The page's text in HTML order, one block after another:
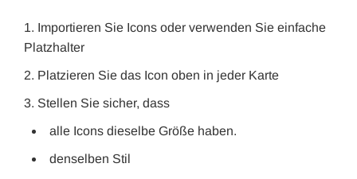
Importieren Sie Icons oder verwenden Sie einfache
Platzhalter
Platzieren Sie das Icon oben in jeder Karte
Stellen Sie sicher, dass
alle Icons dieselbe Größe haben.
denselben Stil